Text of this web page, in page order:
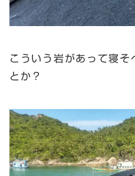
こういう岩があって寝そ
とか？